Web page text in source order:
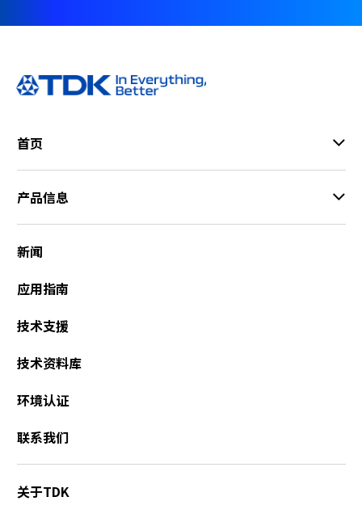
首页
产品信息
新闻
应用指南
技术支援
技术资料库
环境认证
联系我们
关于TDK